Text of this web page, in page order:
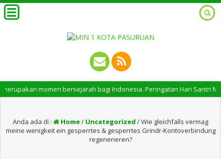
bersejarah bagi Indonesia. Peringatan Hari Santri Nasional
Anda ada di : Home/ Uncategorized /Wie gleichfalls vermag
meine wenigkeit ein gesperrtes & gesperrtes Grindr-Kontoverbindung
regenerieren?